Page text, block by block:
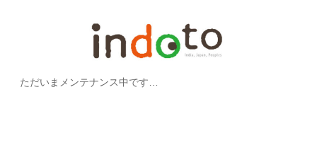
ただいまメンテナンス中です…